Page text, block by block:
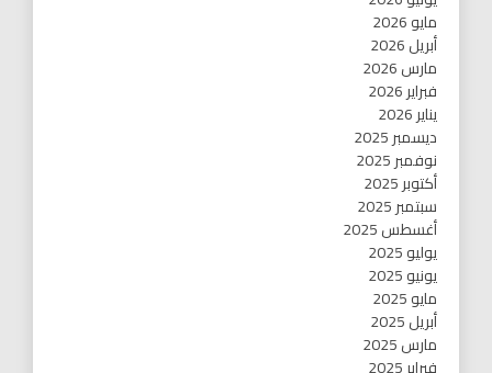
مايو 2026
أبريل 2026
مارس 2026
فبراير 2026
يناير 2026
ديسمبر 2025
نوفمبر 2025
أكتوبر 2025
سبتمبر 2025
أغسطس 2025
يوليو 2025
يونيو 2025
مايو 2025
أبريل 2025
مارس 2025